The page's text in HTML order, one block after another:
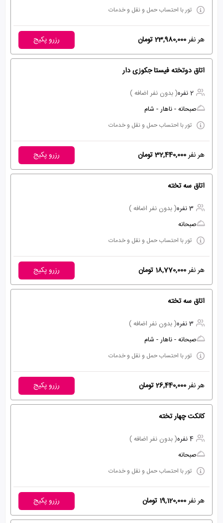
تور با احتساب حمل و نقل و خدمات
هر نفر23,980,000 تومان رزرو پکیج
اتاق دوتخته فیستا جکوزی دار
2 نفره
( بدون نفر اضافه )
صبحانه - ناهار - شام
تور با احتساب حمل و نقل و خدمات
هر نفر32,440,000 تومان رزرو پکیج
اتاق سه تخته
3 نفره
( بدون نفر اضافه )
صبحانه
تور با احتساب حمل و نقل و خدمات
هر نفر18,770,000 تومان رزرو پکیج
اتاق سه تخته
3 نفره
( بدون نفر اضافه )
صبحانه - ناهار - شام
تور با احتساب حمل و نقل و خدمات
هر نفر26,440,000 تومان رزرو پکیج
کانکت چهار تخته
4 نفره
( بدون نفر اضافه )
صبحانه
تور با احتساب حمل و نقل و خدمات
هر نفر19,120,000 تومان رزرو پکیج